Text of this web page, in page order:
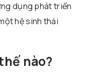
dụng phát triển
hệ sinh thái
nào?